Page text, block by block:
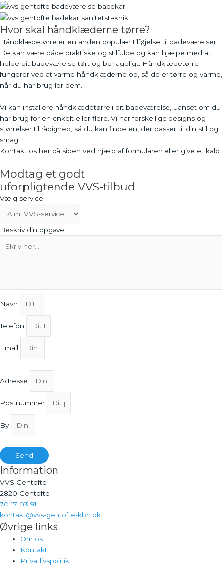
Hvor skal håndklæderne tørre?
Håndklædetørre er en anden populær tilføjelse til badeværelser.
De kan være både praktiske og stilfulde og kan hjælpe med at
holde dit badeværelse tørt og behageligt. Håndklædetørre
fungerer ved at varme håndklæderne op, så de er tørre og varme,
når du har brug for dem.
Vi kan installere håndklædetørre i dit badeværelse, uanset om du
har brug for en enkelt eller flere. Vi har forskellige designs og
størrelser til rådighed, så du kan finde en, der passer til din stil og
smag.
Kontakt os her på siden ved hjælp af formularen eller give et kald.
Modtag et godt
uforpligtende VVS-tilbud
Vælg service
Beskriv din opgave
Navn
Telefon
Email
Adresse
Postnummer
By
Send
Information
VVS Gentofte
2820 Gentofte
70 17 03 91
kontakt@vvs-gentofte-kbh.dk
Øvrige links
Om os
Kontakt
Privatlivspolitik